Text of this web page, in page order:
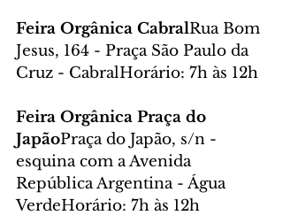
Feira Orgânica CabralRua Bom
Jesus, 164 - Praça São Paulo da
Cruz - CabralHorário: 7h às 12h
Feira Orgânica Praça do
JapãoPraça do Japão, s/n -
esquina com a Avenida
República Argentina - Água
VerdeHorário: 7h às 12h